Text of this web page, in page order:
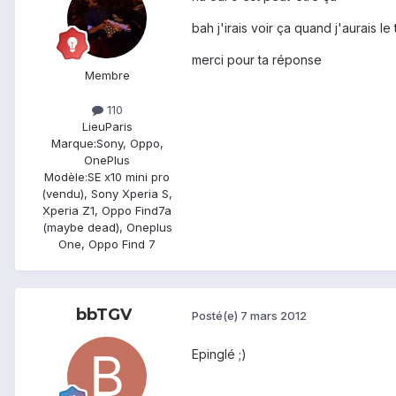
Membre
110
LieuParis
Marque:Sony, Oppo,
OnePlus
Modèle:SE x10 mini pro
(vendu), Sony Xperia S,
Xperia Z1, Oppo Find7a
(maybe dead), Oneplus
One, Oppo Find 7
bah j'irais voir ça quand j'aurais le
merci pour ta réponse
bbTGV Posté(e) 7 mars 2012
Epinglé ;)